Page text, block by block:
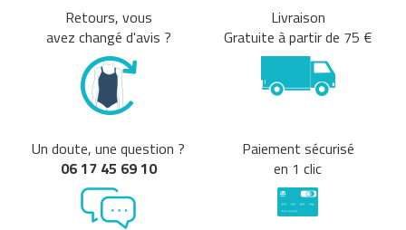
Retours, vous
avez changé d'avis ?
Livraison
Gratuite à partir de 75 €
Un doute, une question ?
06 17 45 69 10
Paiement sécurisé
en 1 clic